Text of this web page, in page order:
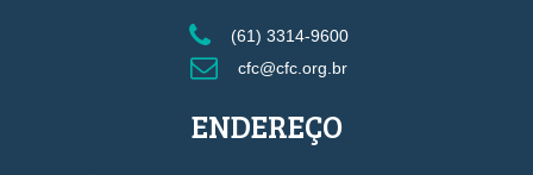
(61) 3314-9600
cfc@cfc.org.br
ENDEREÇO